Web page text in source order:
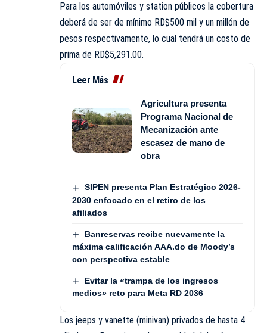
Para los automóviles y station públicos la cobertura
deberá de ser de mínimo RD$500 mil y un millón de
pesos respectivamente, lo cual tendrá un costo de
prima de RD$5,291.00.
Leer Más
Agricultura presenta
Programa Nacional de
Mecanización ante
escasez de mano de
obra
SIPEN presenta Plan Estratégico 2026-
2030 enfocado en el retiro de los
afiliados
Banreservas recibe nuevamente la
máxima calificación AAA.do de Moody’s
con perspectiva estable
Evitar la «trampa de los ingresos
medios» reto para Meta RD 2036
Los jeeps y vanette (minivan) privados de hasta 4